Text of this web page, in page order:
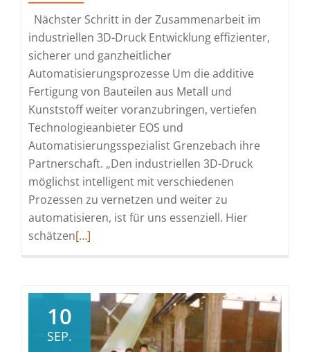
gene
Zwischenböden
Nächster Schritt in der Zusammenarbeit im
industriellen 3D-Druck Entwicklung effizienter,
sicherer und ganzheitlicher
Automatisierungsprozesse Um die additive
Fertigung von Bauteilen aus Metall und
Kunststoff weiter voranzubringen, vertiefen
Technologieanbieter EOS und
Automatisierungsspezialist Grenzebach ihre
Partnerschaft. „Den industriellen 3D-Druck
möglichst intelligent mit verschiedenen
Prozessen zu vernetzen und weiter zu
automatisieren, ist für uns essenziell. Hier
schätzenRead
Additive
Fertigung
effizient
und
[…]
10
SEP.